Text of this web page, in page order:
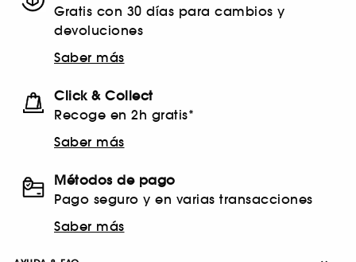
Gratis con 30 días para cambios y
devoluciones
Saber más
Click & Collect
Recoge en 2h gratis*
Saber más
Métodos de pago
Pago seguro y en varias transacciones
Saber más